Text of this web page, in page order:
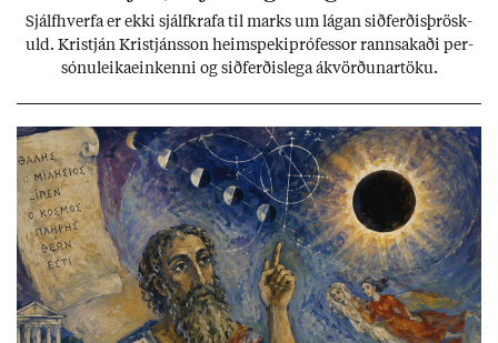
Sjálf­hverfa er ekki sjálf­krafa til marks um lág­an sið­ferð­is­þrösk­
uld. Kristján Kristjáns­son heim­speki­pró­fess­or rann­sak­aði per­
sónu­leika­ein­kenni og sið­ferð­is­lega ákvörð­un­ar­töku.